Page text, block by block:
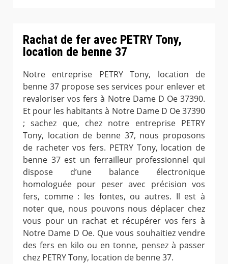
Rachat de fer avec PETRY Tony,
location de benne 37
Notre entreprise PETRY Tony, location de
benne 37 propose ses services pour enlever et
revaloriser vos fers à Notre Dame D Oe 37390.
Et pour les habitants à Notre Dame D Oe 37390
; sachez que, chez notre entreprise PETRY
Tony, location de benne 37, nous proposons
de racheter vos fers. PETRY Tony, location de
benne 37 est un ferrailleur professionnel qui
dispose d’une balance électronique
homologuée pour peser avec précision vos
fers, comme : les fontes, ou autres. Il est à
noter que, nous pouvons nous déplacer chez
vous pour un rachat et récupérer vos fers à
Notre Dame D Oe. Que vous souhaitiez vendre
des fers en kilo ou en tonne, pensez à passer
chez PETRY Tony, location de benne 37.